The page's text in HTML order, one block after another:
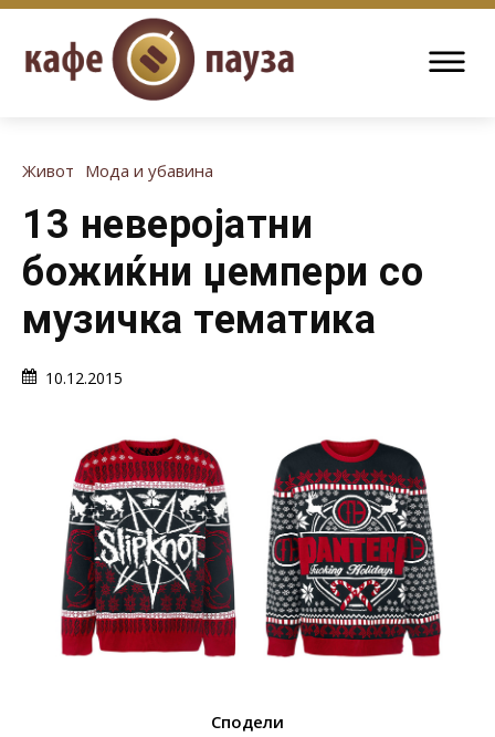
Живот Мода и убавина
13 неверојатни
божиќни џемпери со
музичка тематика
10.12.2015
Сподели